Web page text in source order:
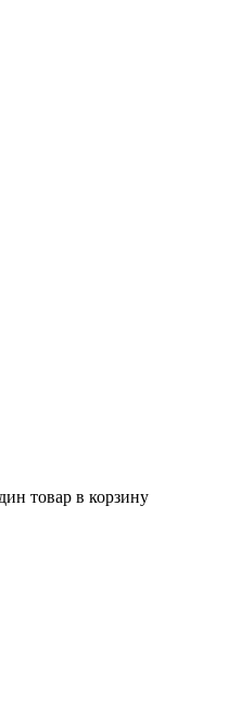
товар в корзину